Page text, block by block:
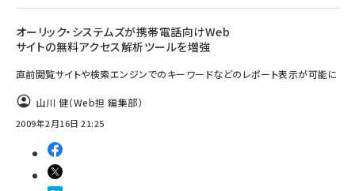
オーリック・システムズが携帯電話向けWeb
サイトの無料アクセス解析ツールを増強
直前閲覧サイトや検索エンジンでのキーワードなどのレポート表示が可能に
山川 健（Web担 編集部）
2009年2月16日 21:25